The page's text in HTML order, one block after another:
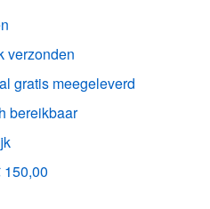
verzonden
gratis meegeleverd
bereikbaar